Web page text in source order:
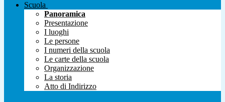
Scuola
Panoramica
Presentazione
I luoghi
Le persone
I numeri della scuola
Le carte della scuola
Organizzazione
La storia
Atto di Indirizzo